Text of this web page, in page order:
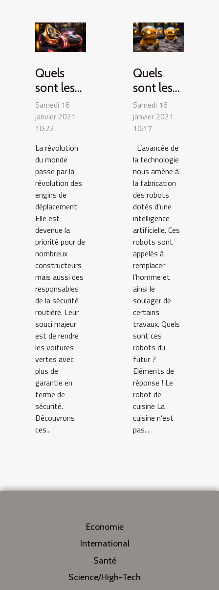
Quels
sont les
engins
drôles du
futur ?
Samedi 16
janvier 2021
10:22
La révolution
du monde
passe par la
révolution des
engins de
déplacement.
Elle est
devenue la
priorité pour de
nombreux
constructeurs
mais aussi des
responsables
de la sécurité
routière. Leur
souci majeur
est de rendre
les voitures
vertes avec
plus de
garantie en
terme de
sécurité.
Découvrons
ces...
Quels
sont les
robots du
futur ?
Samedi 16
janvier 2021
10:17
L’avancée de
la technologie
nous amène à
la fabrication
des robots
dotés d’une
intelligence
artificielle. Ces
robots sont
appelés à
remplacer
l’homme et
ainsi le
soulager de
certains
travaux. Quels
sont ces
robots du
futur ?
Eléments de
réponse ! Le
robot de
cuisine La
cuisine n’est
pas...
Economie
International
Santé
Science/High-Tech